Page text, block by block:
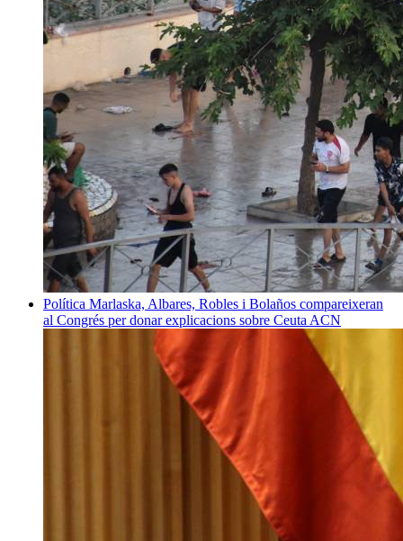
Política Marlaska, Albares, Robles i Bolaños compareixeran
al Congrés per donar explicacions sobre Ceuta ACN